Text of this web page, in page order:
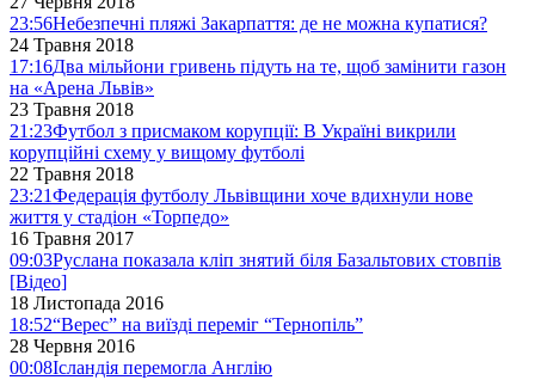
23:56Небезпечні пляжі Закарпаття: де не можна купатися?
24 Травня 2018
17:16Два мільйони гривень підуть на те, щоб замінити газон
на «Арена Львів»
23 Травня 2018
21:23Футбол з присмаком корупції: В Україні викрили
корупційні схему у вищому футболі
22 Травня 2018
23:21Федерація футболу Львівщини хоче вдихнули нове
життя у стадіон «Торпедо»
16 Травня 2017
09:03Руслана показала кліп знятий біля Базальтових стовпів
[Відео]
18 Листопада 2016
18:52“Верес” на виїзді переміг “Тернопіль”
28 Червня 2016
00:08Ісландія перемогла Англію